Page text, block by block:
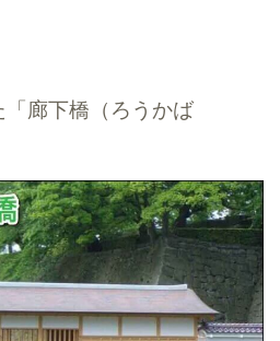
廊下橋（ろうかば